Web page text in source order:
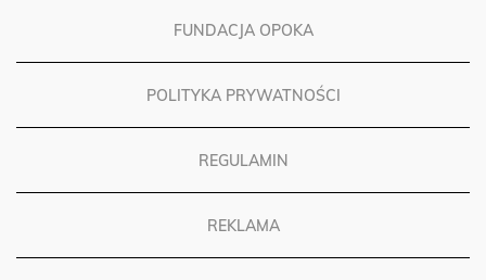
FUNDACJA OPOKA
POLITYKA PRYWATNOŚCI
REGULAMIN
REKLAMA